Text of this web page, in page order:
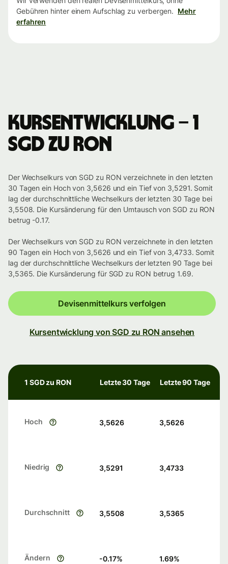
Gebühren hinter einem Aufschlag zu verbergen. Mehr
erfahren
Kursentwicklung – 1
SGD zu RON
Der Wechselkurs von SGD zu RON verzeichnete in den letzten
30 Tagen ein Hoch von 3,5626 und ein Tief von 3,5291. Somit
lag der durchschnittliche Wechselkurs der letzten 30 Tage bei
3,5508. Die Kursänderung für den Umtausch von SGD zu RON
betrug -0.17.
Der Wechselkurs von SGD zu RON verzeichnete in den letzten
90 Tagen ein Hoch von 3,5626 und ein Tief von 3,4733. Somit
lag der durchschnittliche Wechselkurs der letzten 90 Tage bei
3,5365. Die Kursänderung für SGD zu RON betrug 1.69.
Devisenmittelkurs verfolgen
Kursentwicklung von SGD zu RON ansehen
1 SGD zu RON Letzte 30 Tage Letzte 90 Tage
Hoch 3,5626 3,5626
Niedrig 3,5291 3,4733
Durchschnitt 3,5508 3,5365
Ändern -0.17% 1.69%